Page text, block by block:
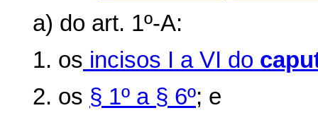
a) do art. 1º-A:
1. os incisos I a VI do
2. os § 1º a § 6º; e